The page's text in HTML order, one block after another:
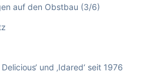
auf den Obstbau (3/6)
und ‚Idared‘ seit 1976